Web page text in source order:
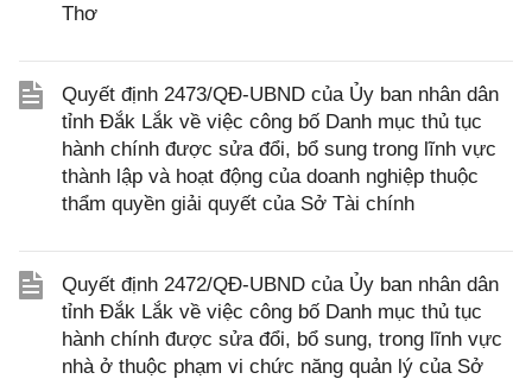
Thơ
Quyết định 2473/QĐ-UBND của Ủy ban nhân dân
tỉnh Đắk Lắk về việc công bố Danh mục thủ tục
hành chính được sửa đổi, bổ sung trong lĩnh vực
thành lập và hoạt động của doanh nghiệp thuộc
thẩm quyền giải quyết của Sở Tài chính
Quyết định 2472/QĐ-UBND của Ủy ban nhân dân
tỉnh Đắk Lắk về việc công bố Danh mục thủ tục
hành chính được sửa đổi, bổ sung, trong lĩnh vực
nhà ở thuộc phạm vi chức năng quản lý của Sở